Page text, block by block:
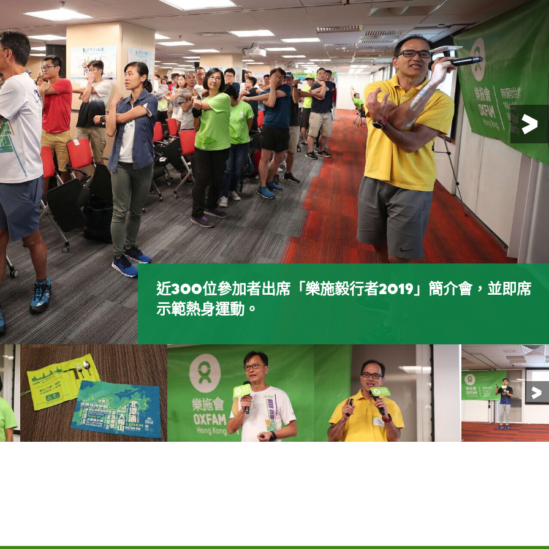
近300位參加者出席「樂施毅行者2019」簡介會，並即席
示範熱身運動。
樂施會籌募經理(活動)黃玉閒在會上向參加者及支援隊伍
講述新終點路段詳情及安全守則。
為響應綠色毅行，每位參加者將獲派發全新樂施毅行者環
保餐具套裝（包括餐具收納袋、叉、匙、粗、幼飲管及飲
管清潔刷）。
大會醫療總指揮、伊利沙伯醫院急症部門副顧問醫生胡永
祥提醒參加者應做好體能鍛鍊，並講解了過度疲勞、水泡
及抽筋等症狀的處理方法，保障參加者之安全。
物理治療師熊國佳則講解行山傷患處理竅門，更有即場示
範物理治療。
兩位資深毅行者唐賜聰、廖翠珊則與參加者分享其毅行經
驗及闡述支援隊的角色。
綠惜地球社區協作總監鄭茹蕙鼓勵參加者響應環保及惜
食。